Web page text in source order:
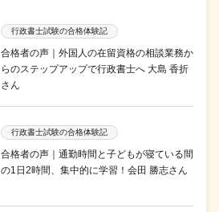
行政書士試験の合格体験記
合格者の声｜外国人の在留資格の相談業務か
らのステップアップで行政書士へ 大島 香折
さん
行政書士試験の合格体験記
合格者の声｜通勤時間と子どもが寝ている間
の1日2時間、集中的に学習！会田 勝志さん